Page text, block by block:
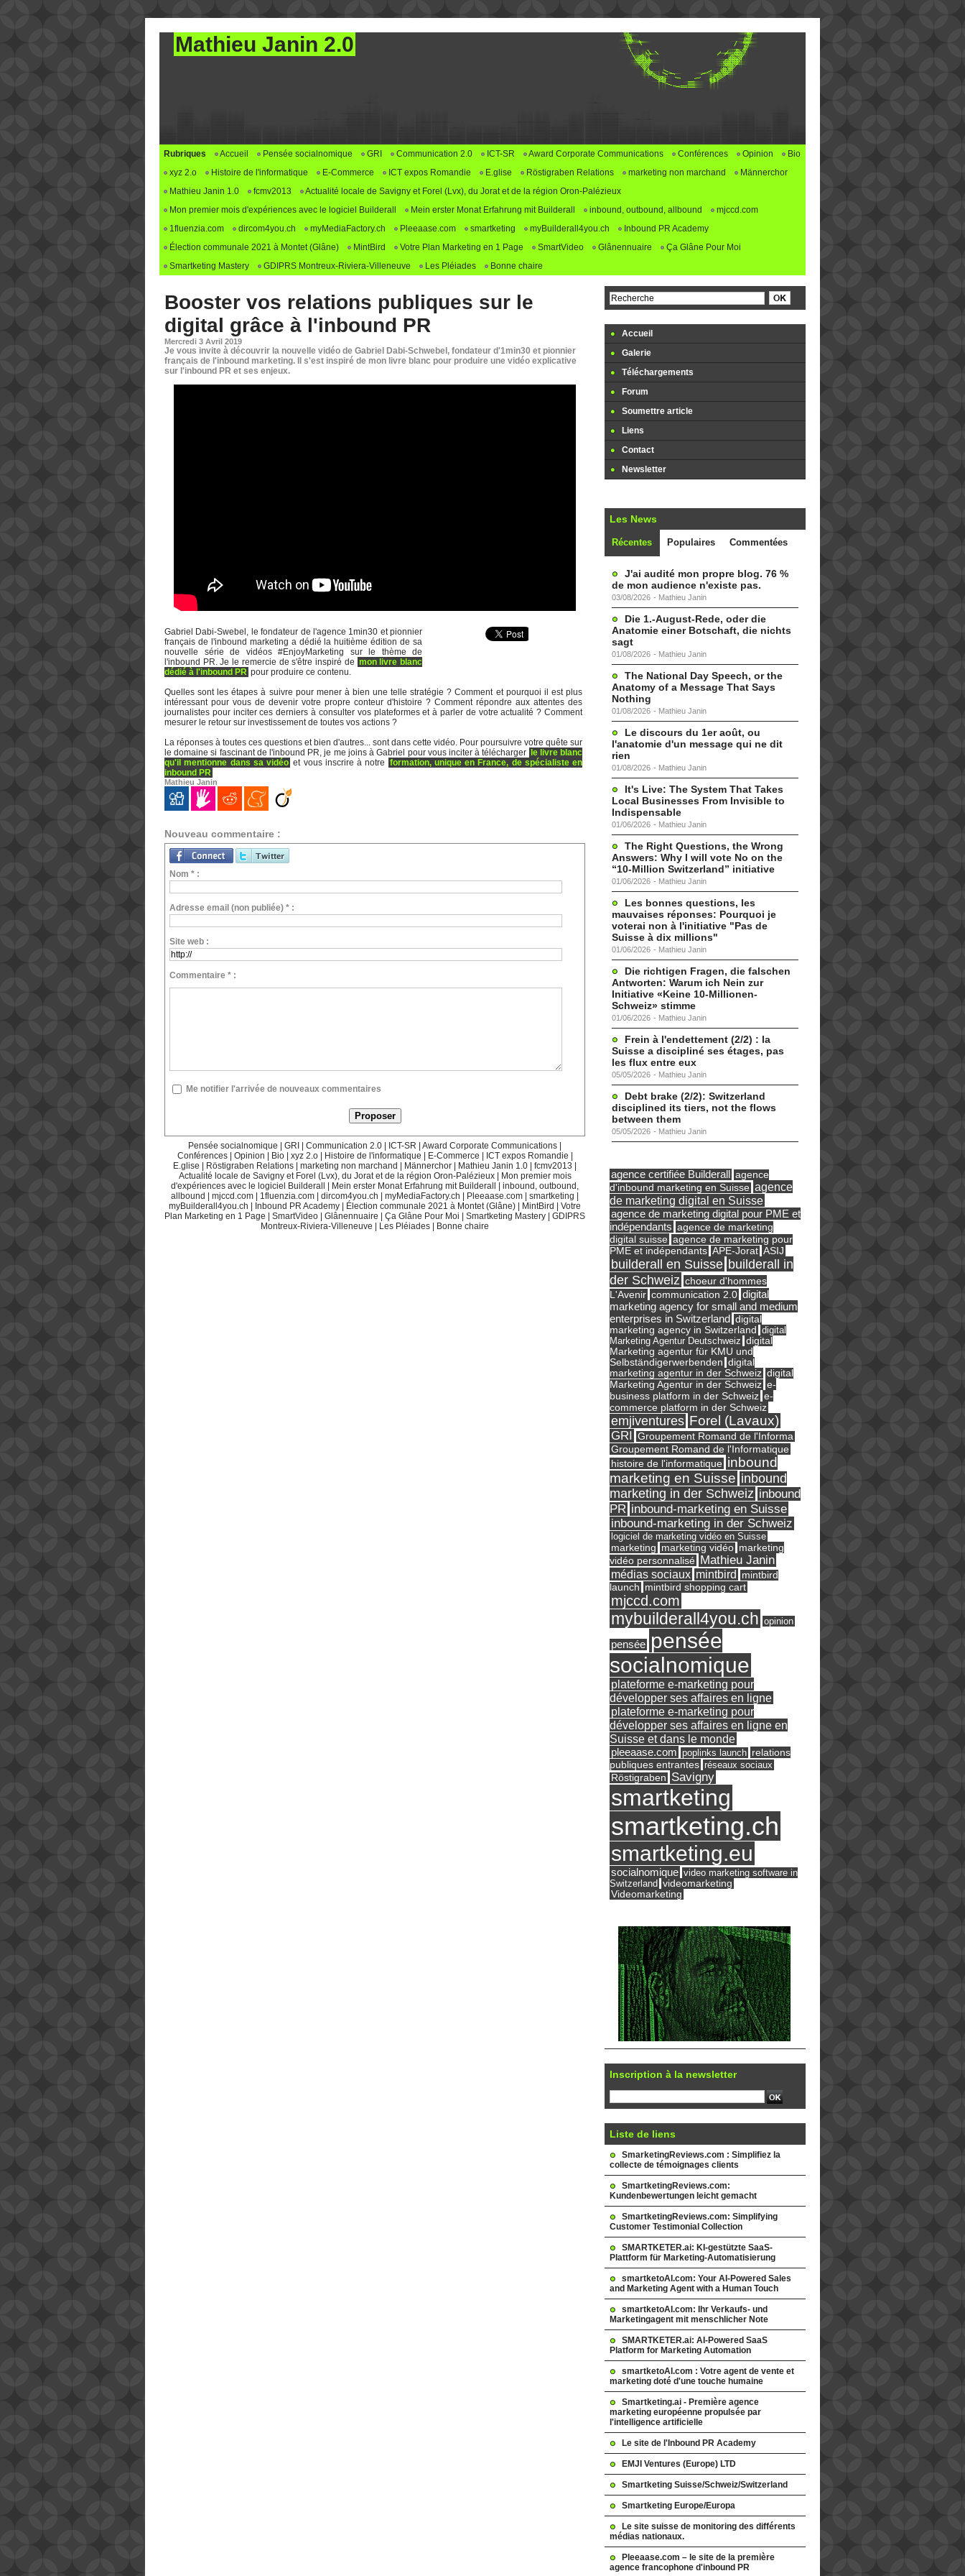
Mathieu Janin 2.0
Rubriques Accueil Pensée socialnomique GRI Communication 2.0 ICT-SR Award Corporate Communications Conférences Opinion
Bio
xyz 2.o
Histoire de l'informatique E-Commerce ICT expos Romandie E.glise Röstigraben Relations marketing non marchand
Männerchor
Mathieu Janin 1.0
fcmv2013
Actualité locale de Savigny et Forel (Lvx), du Jorat et de la région Oron-Palézieux
Mon premier mois d'expériences avec le logiciel Builderall
Mein erster Monat Erfahrung mit Builderall inbound, outbound, allbound
mjccd.com
1fluenzia.com
dircom4you.ch myMediaFactory.ch Pleeaase.com smartketing myBuilderall4you.ch
Inbound PR Academy
Élection communale 2021 à Montet (Glâne)
MintBird Votre Plan Marketing en 1 Page SmartVideo Glânennuaire
Ça Glâne Pour Moi
Smartketing Mastery
GDIPRS Montreux-Riviera-Villeneuve Les Pléiades Bonne chaire
Booster vos relations publiques sur le
digital grâce à l'inbound PR
Mercredi 3 Avril 2019
Je vous invite à découvrir la nouvelle vidéo de Gabriel Dabi-Schwebel, fondateur d'1min30 et pionnier
français de l'inbound marketing. Il s'est inspiré de mon livre blanc pour produire une vidéo explicative
sur l'inbound PR et ses enjeux.
Gabriel Dabi-Swebel, le fondateur de l'agence 1min30 et pionnier
français de l'inbound marketing a dédié la huitième édition de sa
nouvelle série de vidéos #EnjoyMarketing sur le thème de
l'inbound PR. Je le remercie de s'être inspiré de mon livre blanc
dédié à l'inbound PR pour produire ce contenu.
Quelles sont les étapes à suivre pour mener à bien une telle stratégie ? Comment et pourquoi il est plus
intéressant pour vous de devenir votre propre conteur d'histoire ? Comment répondre aux attentes des
journalistes pour inciter ces derniers à consulter vos plateformes et à parler de votre actualité ? Comment
mesurer le retour sur investissement de toutes vos actions ?
La réponses à toutes ces questions et bien d'autres... sont dans cette vidéo. Pour poursuivre votre quête sur
le domaine si fascinant de l'inbound PR, je me joins à Gabriel pour vous inciter à télécharger
le livre blanc
qu'il mentionne dans sa vidéo et vous inscrire à notre formation, unique en France, de spécialiste en
inbound PR
Mathieu Janin
Nouveau commentaire :
Nom * :
Adresse email (non publiée) * :
Site web :
Commentaire * :
Me notifier l'arrivée de nouveaux commentaires
Pensée socialnomique GRI Communication 2.0 ICT-SR Award Corporate Communications
Conférences
Opinion Bio xyz 2.o Histoire de l'informatique E-Commerce ICT expos Romandie
E.glise
Röstigraben Relations marketing non marchand Männerchor Mathieu Janin 1.0 fcmv2013
Actualité locale de Savigny et Forel (Lvx), du Jorat et de la région Oron-Palézieux
Mon premier mois
d'expériences avec le logiciel Builderall
Mein erster Monat Erfahrung mit Builderall
inbound, outbound,
allbound
mjccd.com 1fluenzia.com dircom4you.ch myMediaFactory.ch Pleeaase.com smartketing
myBuilderall4you.ch
Inbound PR Academy Élection communale 2021 à Montet (Glâne) MintBird
Votre
Plan Marketing en 1 Page
SmartVideo Glânennuaire Ça Glâne Pour Moi Smartketing Mastery
GDIPRS
Montreux-Riviera-Villeneuve
Les Pléiades Bonne chaire
Accueil
Galerie
Téléchargements
Forum
Soumettre article
Liens
Contact
Newsletter
Les News
Récentes Populaires Commentées
J'ai audité mon propre blog. 76 %
de mon audience n'existe pas.
03/08/2026 - Mathieu Janin
Die 1.-August-Rede, oder die
Anatomie einer Botschaft, die nichts
sagt
01/08/2026 - Mathieu Janin
The National Day Speech, or the
Anatomy of a Message That Says
Nothing
01/08/2026 - Mathieu Janin
Le discours du 1er août, ou
l'anatomie d'un message qui ne dit
rien
01/08/2026 - Mathieu Janin
It's Live: The System That Takes
Local Businesses From Invisible to
Indispensable
01/06/2026 - Mathieu Janin
The Right Questions, the Wrong
Answers: Why I will vote No on the
“10-Million Switzerland” initiative
01/06/2026 - Mathieu Janin
Les bonnes questions, les
mauvaises réponses: Pourquoi je
voterai non à l'initiative "Pas de
Suisse à dix millions"
01/06/2026 - Mathieu Janin
Die richtigen Fragen, die falschen
Antworten: Warum ich Nein zur
Initiative «Keine 10-Millionen-
Schweiz» stimme
01/06/2026 - Mathieu Janin
Frein à l'endettement (2/2) : la
Suisse a discipliné ses étages, pas
les flux entre eux
05/05/2026 - Mathieu Janin
Debt brake (2/2): Switzerland
disciplined its tiers, not the flows
between them
05/05/2026 - Mathieu Janin
agence certifiée Builderall
agence
d'inbound marketing en Suisse agence
de marketing digital en Suisse
agence de marketing digital pour PME et
indépendants agence de marketing
digital suisse agence de marketing pour
PME et indépendants APE-Jorat ASIJ
builderall en Suisse builderall in
der Schweiz choeur d'hommes
L'Avenir communication 2.0 digital
marketing agency for small and medium
enterprises in Switzerland digital
marketing agency in Switzerland digital
Marketing Agentur Deutschweiz digital
Marketing agentur für KMU und
Selbständigerwerbenden digital
marketing agentur in der Schweiz digital
Marketing Agentur in der Schweiz e-
business platform in der Schweiz e-
commerce platform in der Schweiz
emjiventures Forel (Lavaux)
GRI Groupement Romand de l'Informa
Groupement Romand de l'Informatique
histoire de l'informatique inbound
marketing en Suisse inbound
marketing in der Schweiz inbound
PR inbound-marketing en Suisse
inbound-marketing in der Schweiz
logiciel de marketing vidéo en Suisse
marketing marketing vidéo marketing
vidéo personnalisé Mathieu Janin
médias sociaux mintbird
mintbird
launch mintbird shopping cart
mjccd.com
mybuilderall4you.ch opinion
pensée pensée
socialnomique
plateforme e-marketing pour
développer ses affaires en ligne
plateforme e-marketing pour
développer ses affaires en ligne en
Suisse et dans le monde
pleeaase.com poplinks launch relations
publiques entrantes réseaux sociaux
Röstigraben Savigny
smartketing
smartketing.ch
smartketing.eu
socialnomique video marketing software in
Switzerland videomarketing
Videomarketing
Inscription à la newsletter
Liste de liens
SmarketingReviews.com : Simplifiez la
collecte de témoignages clients
SmartketingReviews.com:
Kundenbewertungen leicht gemacht
SmartketingReviews.com: Simplifying
Customer Testimonial Collection
SMARTKETER.ai: KI-gestützte SaaS-
Plattform für Marketing-Automatisierung
smartketoAI.com: Your AI-Powered Sales
and Marketing Agent with a Human Touch
smartketoAI.com: Ihr Verkaufs- und
Marketingagent mit menschlicher Note
SMARTKETER.ai: AI-Powered SaaS
Platform for Marketing Automation
smartketoAI.com : Votre agent de vente et
marketing doté d'une touche humaine
Smartketing.ai - Première agence
marketing européenne propulsée par
l'intelligence artificielle
Le site de l'Inbound PR Academy
EMJI Ventures (Europe) LTD
Smartketing Suisse/Schweiz/Switzerland
Smartketing Europe/Europa
Le site suisse de monitoring des différents
médias nationaux.
Pleeaase.com – le site de la première
agence francophone d'inbound PR